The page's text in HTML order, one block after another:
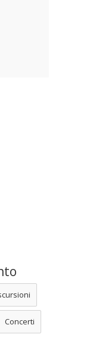
Concerti